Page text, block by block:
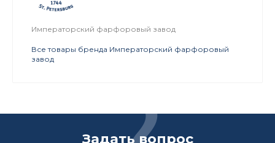
Императорский фарфоровый завод
Все товары бренда Императорский фарфоровый
завод
Задать вопрос